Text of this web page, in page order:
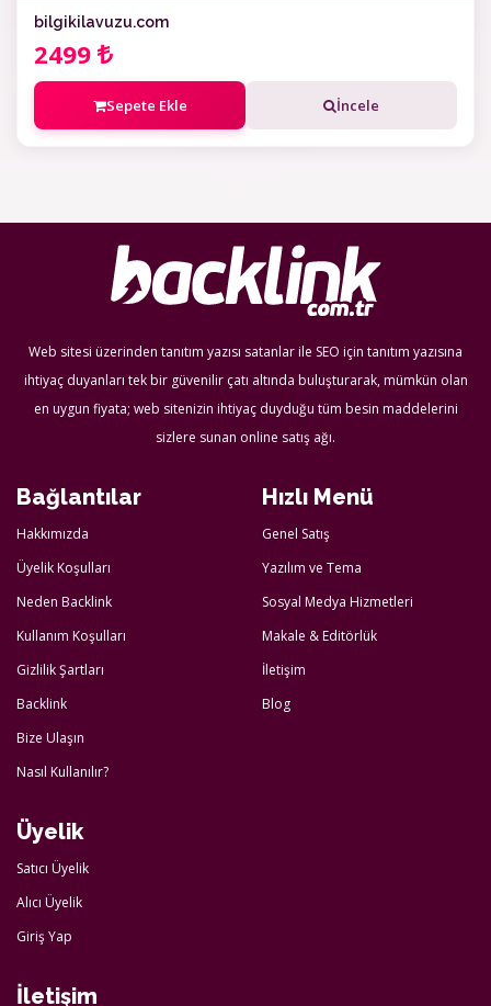
bilgikilavuzu.com
2499
Sepete Ekle İncele
Web sitesi üzerinden tanıtım yazısı satanlar ile SEO için tanıtım yazısına
ihtiyaç duyanları tek bir güvenilir çatı altında buluşturarak, mümkün olan
en uygun fiyata; web sitenizin ihtiyaç duyduğu tüm besin maddelerini
sizlere sunan online satış ağı.
Bağlantılar
Hakkımızda
Üyelik Koşulları
Neden Backlink
Kullanım Koşulları
Gizlilik Şartları
Backlink
Bize Ulaşın
Nasıl Kullanılır?
Hızlı Menü
Genel Satış
Yazılım ve Tema
Sosyal Medya Hizmetleri
Makale & Editörlük
İletişim
Blog
Üyelik
Satıcı Üyelik
Alıcı Üyelik
Giriş Yap
İletişim